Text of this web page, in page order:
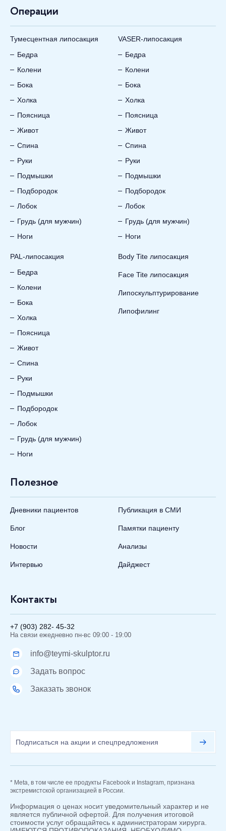
Операции
Тумесцентная липосакция
Бедра
Колени
Бока
Холка
Поясница
Живот
Спина
Руки
Подмышки
Подбородок
Лобок
Грудь (для мужчин)
Ноги
PAL-липосакция
Бедра
Колени
Бока
Холка
Поясница
Живот
Спина
Руки
Подмышки
Подбородок
Лобок
Грудь (для мужчин)
Ноги
VASER-липосакция
Бедра
Колени
Бока
Холка
Поясница
Живот
Спина
Руки
Подмышки
Подбородок
Лобок
Грудь (для мужчин)
Ноги
Body Tite липосакция
Face Tite липосакция
Липоскульптурирование
Липофилинг
Полезное
Дневники пациентов
Блог
Новости
Интервью
Публикация в СМИ
Памятки пациенту
Анализы
Дайджест
Контакты
+7 (903) 282- 45-32
На связи ежедневно пн-вс 09:00 - 19:00
info@teymi-skulptor.ru
Задать вопрос
Заказать звонок
* Meta, в том числе ее продукты Facebook и Instagram, признана
экстремистской организацией в России.
Информация о ценах носит уведомительный характер и не
является публичной офертой. Для получения итоговой
стоимости услуг обращайтесь к администраторам хирурга.